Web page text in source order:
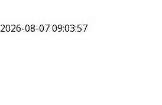
2026-08-07 09:03:57